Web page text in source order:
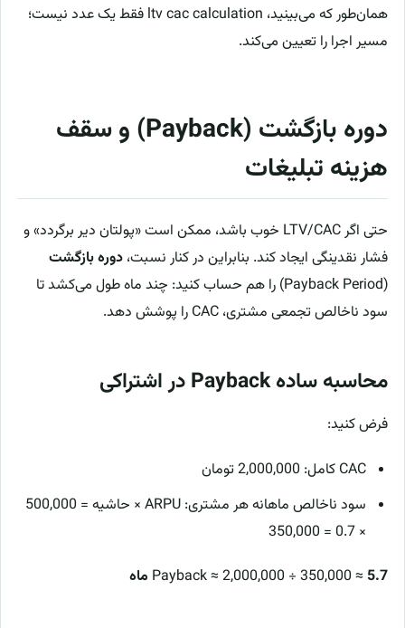
همان‌طور که می‌بینید، ltv cac calculation فقط یک عدد نیست؛
مسیر اجرا را تعیین می‌کند.
دوره بازگشت (Payback) و سقف
هزینه تبلیغات
حتی اگر LTV/CAC خوب باشد، ممکن است «پولتان دیر برگردد» و
فشار نقدینگی ایجاد کند. بنابراین در کنار نسبت، دوره بازگشت
(Payback Period) را هم حساب کنید: چند ماه طول می‌کشد تا
سود ناخالص تجمعی مشتری، CAC را پوشش دهد.
محاسبه ساده Payback در اشتراکی
فرض کنید:
CAC کامل: 2,000,000 تومان
سود ناخالص ماهانه هر مشتری: ARPU × حاشیه = 500,000
× 0.7 = 350,000
Payback ≈ 2,000,000 ÷ 350,000 ≈ 5.7 ماه